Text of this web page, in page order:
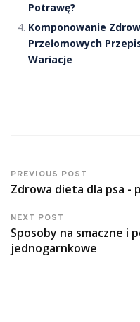
Potrawę?
Komponowanie
Przełomowych
Wariacje
PREVIOUS POST
Zdrowa dieta dla psa -
NEXT POST
Sposoby na smaczne i
jednogarnkowe